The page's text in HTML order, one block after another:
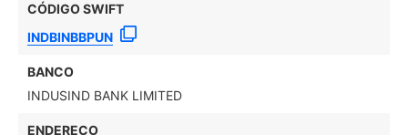
CÓDIGO SWIFT
INDBINBBPUN
BANCO
INDUSIND BANK LIMITED
ENDEREÇO